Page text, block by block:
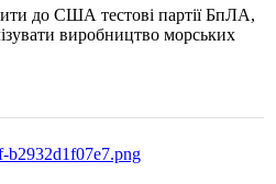
до США тестові партії БпЛА,
виробництво морських